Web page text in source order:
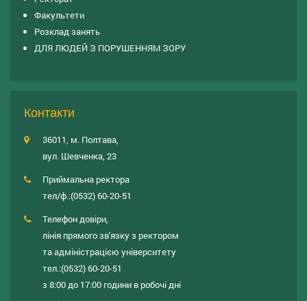
Факультети
Розклад занять
ДЛЯ ЛЮДЕЙ З ПОРУШЕННЯМ ЗОРУ
Контакти
36011, м. Полтава,
вул. Шевченка, 23
Приймальна ректора
тел/ф.:(0532) 60-20-51
Телефон довіри,
лінія прямого зв'язку з ректором
та адміністрацією університету
тел.:(0532) 60-20-51
з 8:00 до 17:00 години в робочі дні